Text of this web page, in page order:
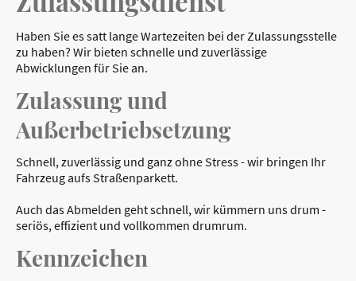
Haben Sie es satt lange Wartezeiten bei der Zulassungsstelle
zu haben? Wir bieten schnelle und zuverlässige
Abwicklungen für Sie an.
Zulassung und
Außerbetriebsetzung
Schnell, zuverlässig und ganz ohne Stress - wir bringen Ihr
Fahrzeug aufs Straßenparkett.
Auch das Abmelden geht schnell, wir kümmern uns drum -
seriös, effizient und vollkommen drumrum.
Kennzeichen